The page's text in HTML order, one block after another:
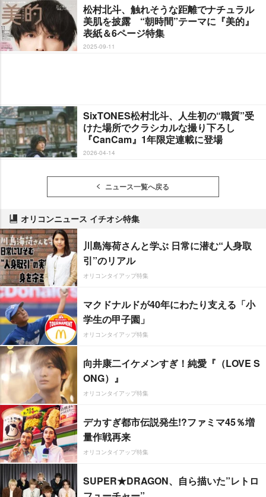
松村北斗、触れそうな距離でナチュラル
美肌を披露 “朝時間”テーマに『美的』
表紙＆6ページ特集
2025-09-11
SixTONES松村北斗、人生初の“職質”受
けた場所でクラシカルな撮り下ろし
『CanCam』1年限定連載に登場
2026-04-14
ニュース一覧へ戻る
オリコンニュース イチオシ特集
川島海荷さんと学ぶ 日常に潜む“人身取
引”のリアル
オリコンタイアップ特集
マクドナルドが40年にわたり支える「小
学生の甲子園」
オリコンタイアップ特集
向井康二イケメンすぎ！純愛『（LOVE S
ONG）』
オリコンタイアップ特集
デカすぎ都市伝説発生!?ファミマ45％増
量作戦再来
オリコンタイアップ特集
SUPER★DRAGON、自ら描いた”レトロ